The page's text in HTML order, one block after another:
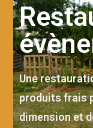
Une
produits frais
dimension et